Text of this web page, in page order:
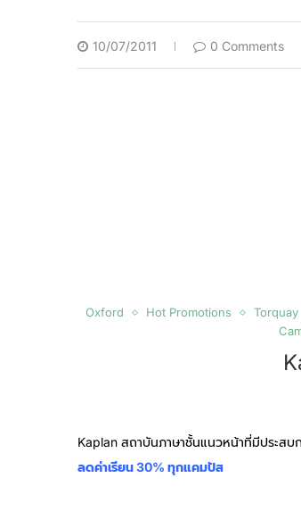
10/07/2011 0 Comments
Oxford Hot Promotions Torquay
Kaplan สถาบันภาษาชั้นแนวหน้าที่มีประส
ลดค่าเรียน 30% ทุกแคมปัส